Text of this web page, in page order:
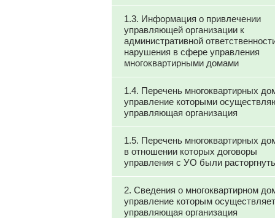
1.3. Информация о привлечении
управляющей организации к
административной
нарушения в сфере управления
многоквартирными домами
1.4. Перечень многоквартирных
управление которыми
управляющая организация
1.5. Перечень многоквартирных
в отношении которых договоры
управления с УО были
2. Сведения о многоквартирном
управление которым осуществляет
управляющая организация